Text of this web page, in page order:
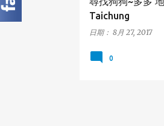
Taichung
日期： 8月 27, 2017
0